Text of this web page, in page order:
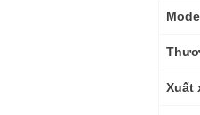
Thông
kỹ
Xuất